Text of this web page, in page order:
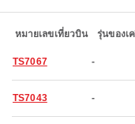
หมายเลขเที่ยวบิน รุ่นของเ
TS7067 -
TS7043 -